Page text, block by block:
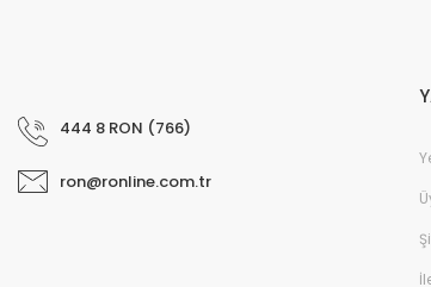
444 8 RON (766)
ron@ronline.com.tr